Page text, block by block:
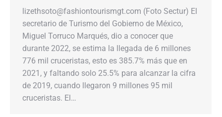
lizethsoto@fashiontourismgt.com (Foto Sectur) El
secretario de Turismo del Gobierno de México,
Miguel Torruco Marqués, dio a conocer que
durante 2022, se estima la llegada de 6 millones
776 mil cruceristas, esto es 385.7% más que en
2021, y faltando solo 25.5% para alcanzar la cifra
de 2019, cuando llegaron 9 millones 95 mil
cruceristas. El…